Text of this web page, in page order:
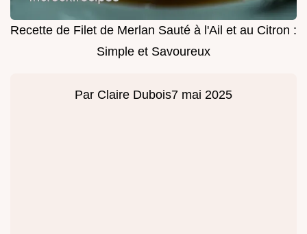
Recette de Filet de Merlan Sauté à l'Ail et au Citron :
Simple et Savoureux
Par Claire Dubois7 mai 2025